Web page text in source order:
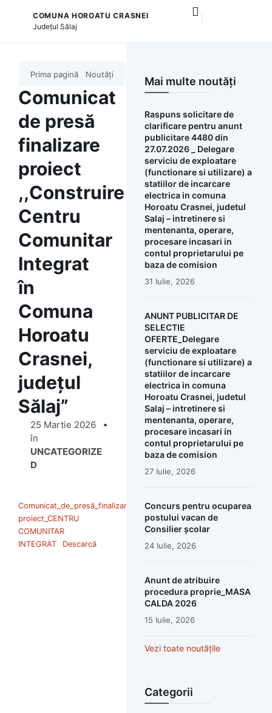
COMUNA HOROATU CRASNEI
Județul Sălaj
Prima pagină Noutăți
Comunicat
de presă
finalizare
proiect
,,Construire
Centru
Comunitar
Integrat
în
Comuna
Horoatu
Crasnei,
județul
Sălaj”
25 Martie 2026
în
UNCATEGORIZE
D
Comunicat_de_presă_finalizare
proiect_CENTRU
COMUNITAR
INTEGRAT
Descarcă
Mai multe noutăți
Raspuns solicitare de
clarificare pentru anunt
publicitare 4480 din
27.07.2026 _ Delegare
serviciu de exploatare
(functionare si utilizare) a
statiilor de incarcare
electrica in comuna
Horoatu Crasnei, judetul
Salaj – intretinere si
mentenanta, operare,
procesare incasari in
contul proprietarului pe
baza de comision
31 Iulie, 2026
ANUNT PUBLICITAR DE
SELECTIE
OFERTE_Delegare
serviciu de exploatare
(functionare si utilizare) a
statiilor de incarcare
electrica in comuna
Horoatu Crasnei, judetul
Salaj – intretinere si
mentenanta, operare,
procesare incasari in
contul proprietarului pe
baza de comision
27 Iulie, 2026
Concurs pentru ocuparea
postului vacan de
Consilier școlar
24 Iulie, 2026
Anunt de atribuire
procedura proprie_MASA
CALDA 2026
15 Iulie, 2026
Vezi toate noutățile
Categorii